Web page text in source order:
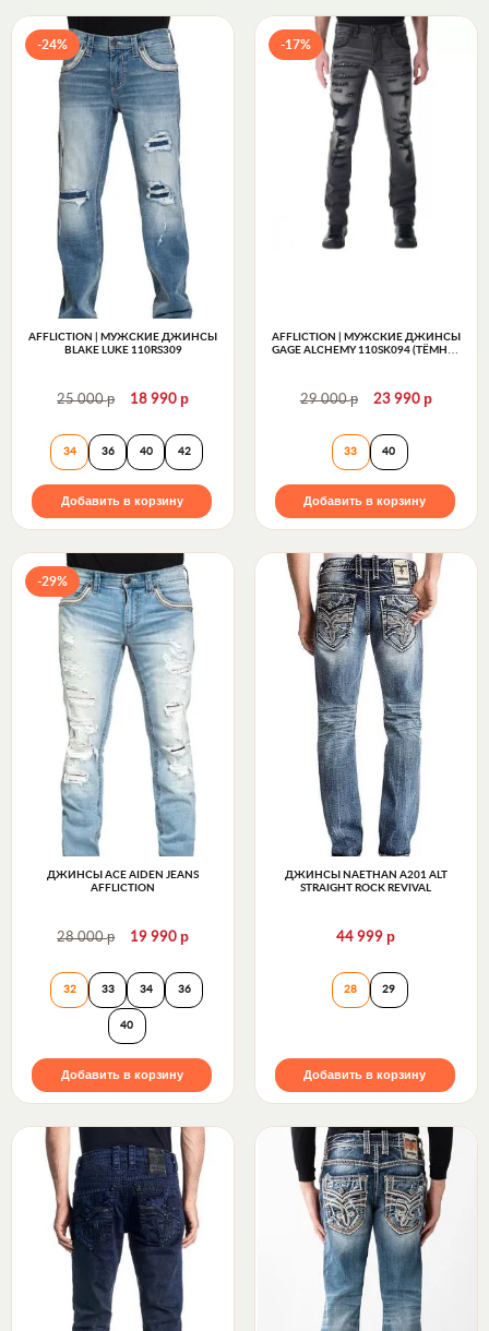
-24%
AFFLICTION | МУЖСКИЕ ДЖИНСЫ
BLAKE LUKE 110RS309
25 000р 18 990р
Affliction | Мужские джинсы Blake Luke 110RS309
34 36 40 42
Добавить в корзину
-17%
AFFLICTION | МУЖСКИЕ ДЖИНСЫ
GAGE ALCHEMY 110SK094 (ТЁМНО-
29 000р 23 990 р
Affliction |
33 40
Добавить в корзину
-29%
ДЖИНСЫ ACE AIDEN JEANS
AFFLICTION
28 000р 19 990р
Джинсы Ace Aiden Jeans Affliction
32 33 34 36
40
Добавить в корзину
ДЖИНСЫ NAETHAN A201 ALT
STRAIGHT ROCK REVIVAL
44 999р
Джинсы
28 29
Добавить в корзину